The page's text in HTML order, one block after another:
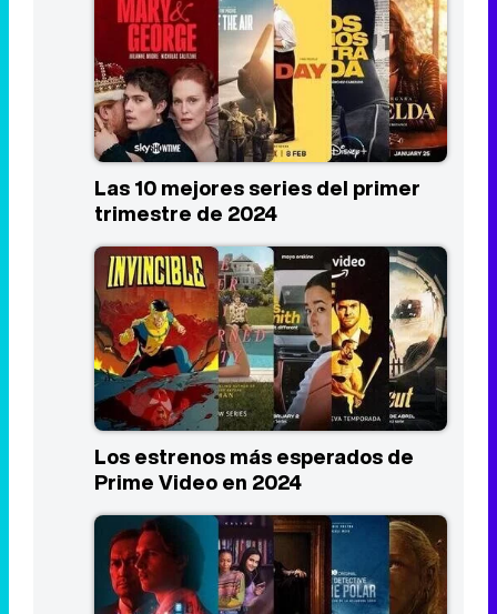
Las 10 mejores series del primer
trimestre de 2024
Los estrenos más esperados de
Prime Video en 2024
Los estrenos más esperados de
HBO Max en 2024